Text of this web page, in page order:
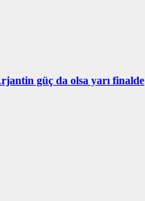
güç da olsa yarı finalde